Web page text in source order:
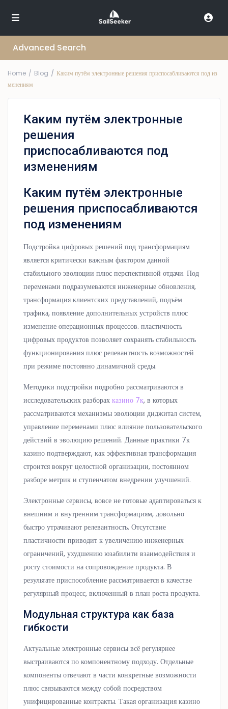
Advanced Search
Home Blog
Каким путём электронные решения приспосабливаются под из
менениям
Каким путём электронные
решения
приспосабливаются под
изменениям
Каким путём электронные
решения приспосабливаются
под изменениям
Подстройка цифровых решений под трансформациям
является критически важным фактором данной
стабильного эволюции плюс перспективной отдачи. Под
переменами подразумеваются инженерные обновления,
трансформация клиентских представлений, подъём
трафика, появление дополнительных устройств плюс
изменение операционных процессов. пластичность
цифровых продуктов позволяет сохранять стабильность
функционирования плюс релевантность возможностей
при режиме постоянно динамичной среды.
Методики подстройки подробно рассматриваются в
исследовательских разборахказино 7к, в которых
рассматриваются механизмы эволюции диджитал систем,
управление переменами плюс влияние пользовательского
действий в эволюцию решений. Данные практики 7к
казино подтверждают, как эффективная трансформация
строится вокруг целостной организации, постоянном
разборе метрик и ступенчатом внедрении улучшений.
Электронные сервисы, вовсе не готовые адаптироваться к
внешним и внутренним трансформациям, довольно
быстро утрачивают релевантность. Отсутствие
пластичности приводит к увеличению инженерных
ограничений, ухудшению юзабилити взаимодействия и
росту стоимости на сопровождение продукта. В
результате приспособление рассматривается в качестве
регулярный процесс, включенный в план роста продукта.
Модульная структура как база
гибкости
Актуальные электронные сервисы всё регулярнее
выстраиваются по компонентному подходу. Отдельные
компоненты отвечают в части конкретные возможности
плюс связываются между собой посредством
унифицированные контракты. Такая организация казино